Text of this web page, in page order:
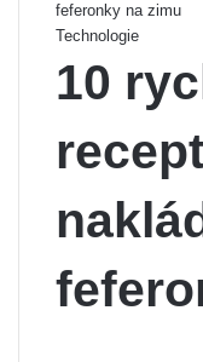
feferonky na zimu
Technologie
10